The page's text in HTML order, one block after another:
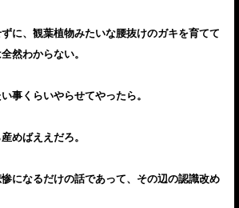
に、観葉植物みたいな腰抜けのガキを育てて
然わからない。
事くらいやらせてやったら。
めばええだろ。
になるだけの話であって、その辺の認識改め